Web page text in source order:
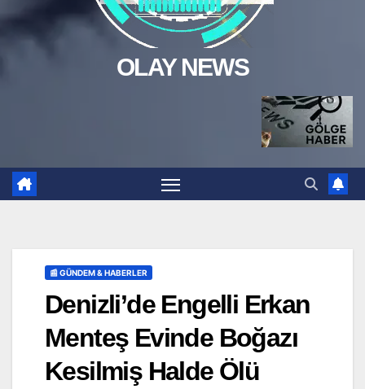
OLAY NEWS
📰 GÜNDEM & HABERLER
Denizli’de Engelli Erkan
Menteş Evinde Boğazı
Kesilmiş Halde Ölü